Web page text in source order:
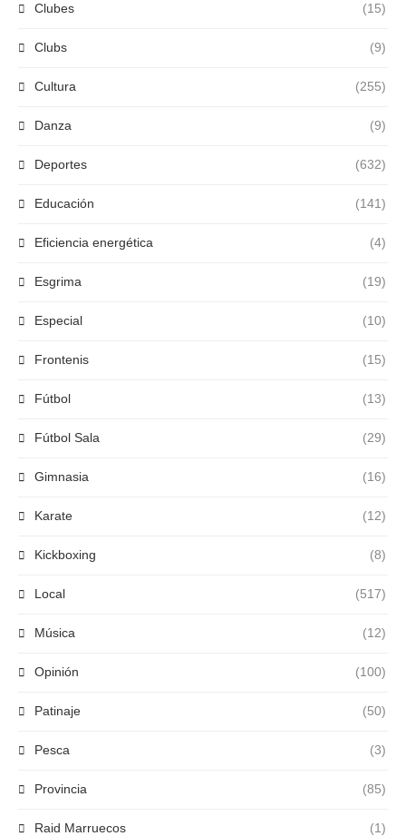
Clubes (15)
Clubs (9)
Cultura (255)
Danza (9)
Deportes (632)
Educación (141)
Eficiencia energética (4)
Esgrima (19)
Especial (10)
Frontenis (15)
Fútbol (13)
Fútbol Sala (29)
Gimnasia (16)
Karate (12)
Kickboxing (8)
Local (517)
Música (12)
Opinión (100)
Patinaje (50)
Pesca (3)
Provincia (85)
Raid Marruecos (1)